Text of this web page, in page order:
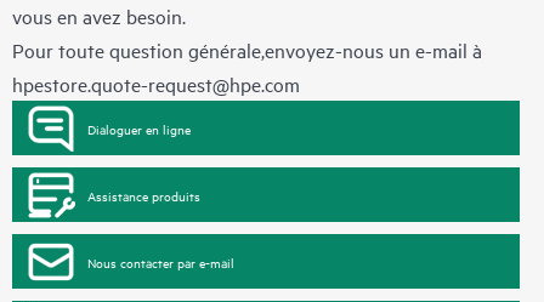
vous en avez besoin.
Pour toute question générale,envoyez-nous un e-mail à
hpestore.quote-request@hpe.com
Dialoguer en ligne
Assistance produits
Nous contacter par e-mail